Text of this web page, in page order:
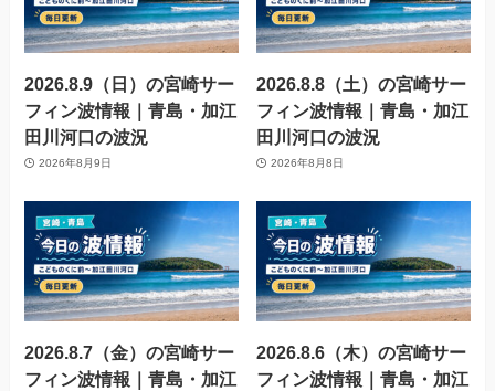
2026.8.9（日）の宮崎サー
フィン波情報｜青島・加江
田川河口の波況
2026年8月9日
2026.8.8（土）の宮崎サー
フィン波情報｜青島・加江
田川河口の波況
2026年8月8日
2026.8.7（金）の宮崎サー
フィン波情報｜青島・加江
2026.8.6（木）の宮崎サー
フィン波情報｜青島・加江